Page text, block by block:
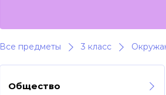
Все предметы 3 класс
Общество